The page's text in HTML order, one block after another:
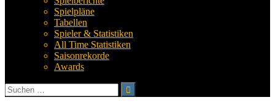
Spielpläne
Tabellen
Spieler & Statistiken
All Time Statistiken
Saisonrekorde
Awards
Suchen
nach: